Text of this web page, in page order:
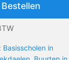
Bestellen
Basisscholen in